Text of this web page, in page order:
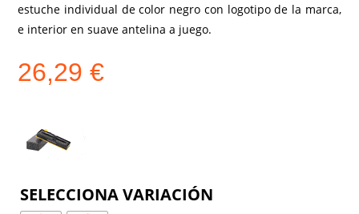
estuche individual de color negro con logotipo de la marca,
e interior en suave antelina a juego.
26,29€